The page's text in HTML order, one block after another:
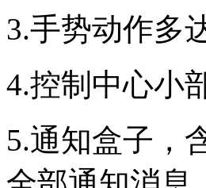
3.手势动作多
4.控制中心小
5.通知盒子，